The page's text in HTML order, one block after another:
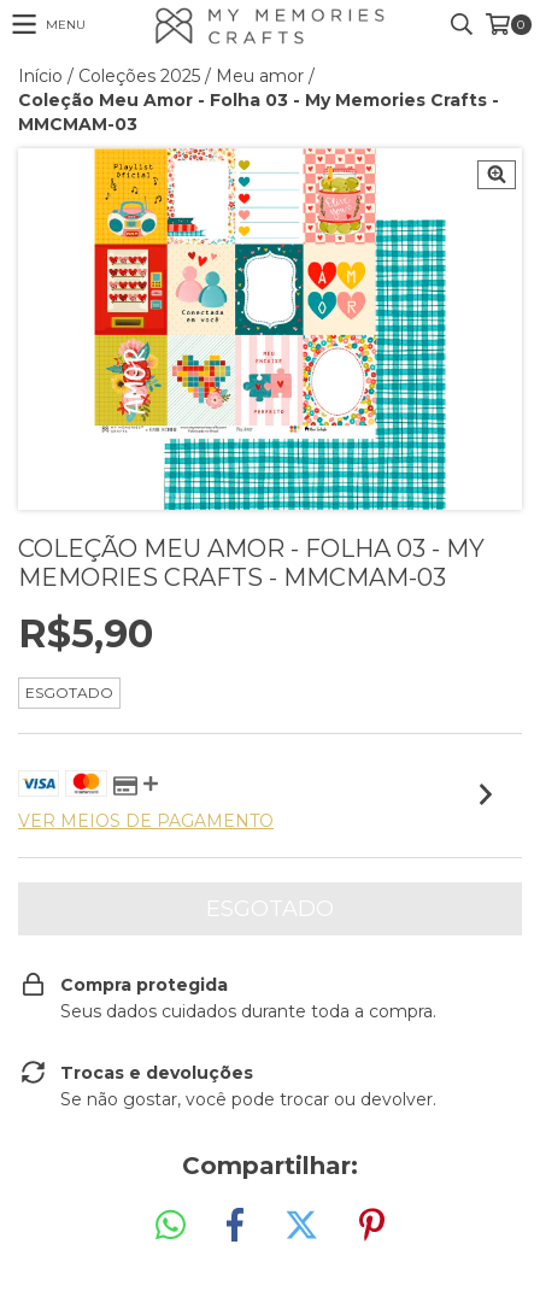
MENU 0
Início / Coleções 2025 / Meu amor /
Coleção Meu Amor - Folha 03 - My Memories Crafts -
MMCMAM-03
COLEÇÃO MEU AMOR - FOLHA 03 - MY
MEMORIES CRAFTS - MMCMAM-03
R$5,90
ESGOTADO
VER MEIOS DE PAGAMENTO
Compra protegida
Seus dados cuidados durante toda a compra.
Trocas e devoluções
Se não gostar, você pode trocar ou devolver.
Compartilhar: